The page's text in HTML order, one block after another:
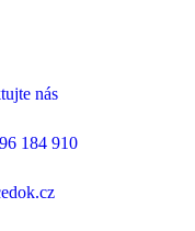
nás
184 910